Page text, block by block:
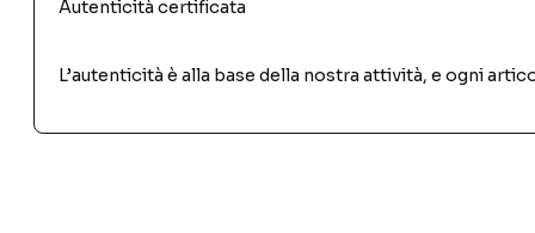
Autenticità certificata
L’autenticità è alla base della nostra attività, e ogni